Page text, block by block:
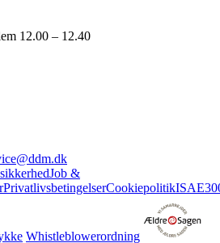
12.00 – 12.40
Job &
PrivatlivsbetingelserCookiepolitik
Whistleblowerordning